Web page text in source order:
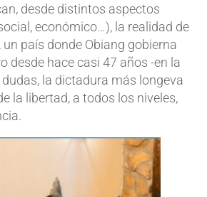
desde distintos aspectos
económico…), la realidad de
un país donde Obiang gobierna
desde hace casi 47 años -en la
dudas, la dictadura más longeva
la libertad, a todos los niveles,